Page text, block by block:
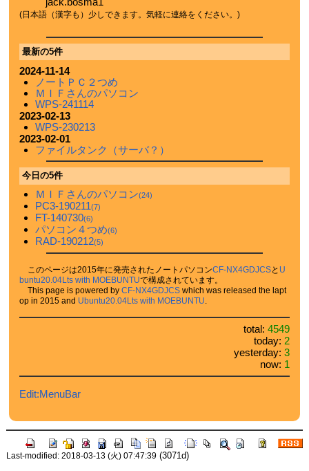
(日本語（漢字も）少しできます。気軽に連絡をください。)
最新の5件
2024-11-14
ノートＰＣ２つめ
ＭＩＦさんのパソコン
WPS-241114
2023-02-13
WPS-230213
2023-02-01
ファイルタンク（サーバ？）
今日の5件
ＭＩＦさんのパソコン(24)
PC3-190211(7)
FT-140730(6)
パソコン４つめ(6)
RAD-190212(5)
このページは2015年に発売されたノートパソコンCF-NX4GDJCSと U
buntu20.04Lts with MOEBUNTUで構成されています。
This page is powered by CF-NX4GDJCSwhich was released the lapt
op in 2015 and Ubuntu20.04Lts with MOEBUNTU
total:4549
today: 2
yesterday:3
now: 1
Edit:MenuBar
Last-modified: 2018-03-13 (火) 07:47:39(3071d)